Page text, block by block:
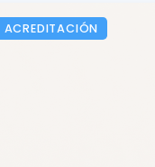
ACREDITACIÓN